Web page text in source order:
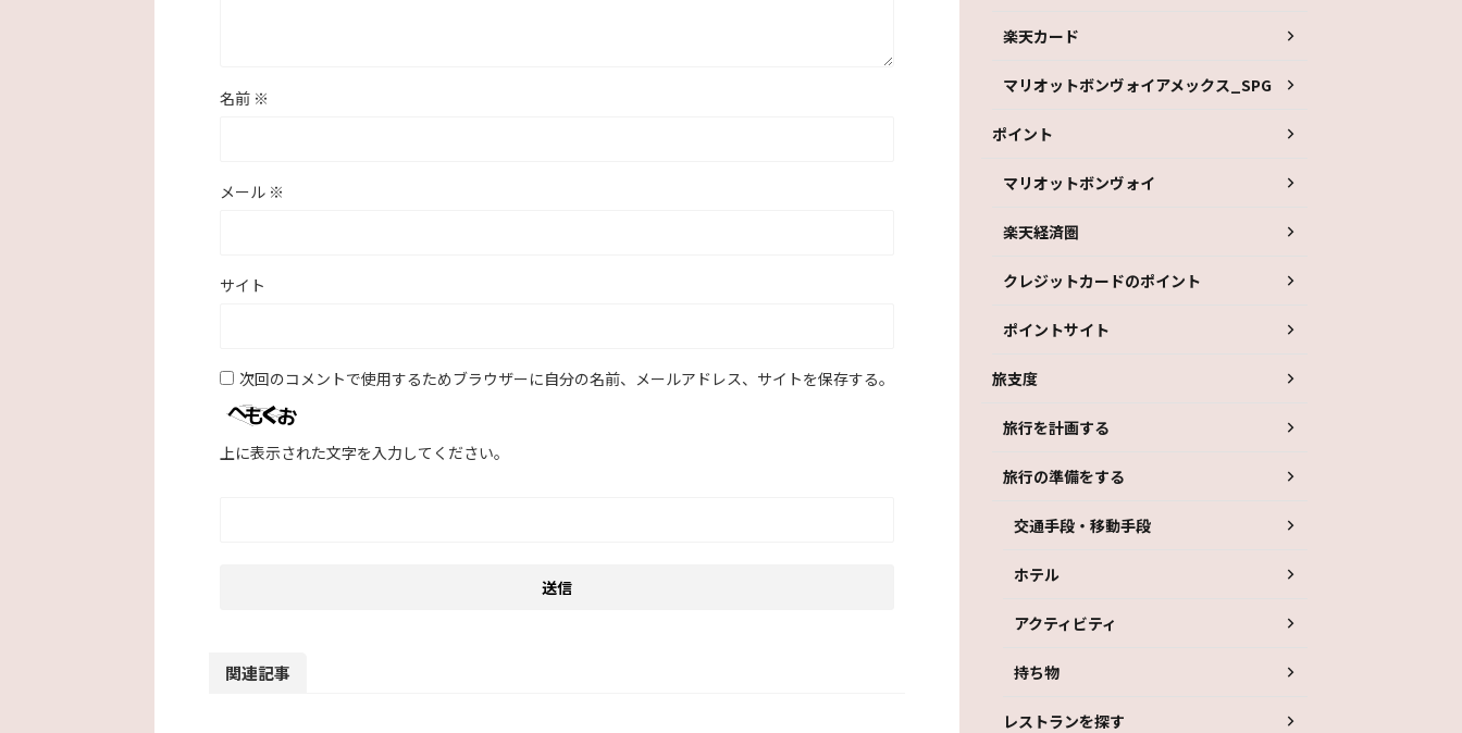
名前 ※
メール ※
サイト
次回のコメントで使用するためブラウザーに自分の名前、メールアドレス、サイトを保存する。
上に表示された文字を入力してください。
関連記事
楽天カード
マリオットボンヴォイアメックス_SPG
ポイント
マリオットボンヴォイ
楽天経済圏
クレジットカードのポイント
ポイントサイト
旅支度
旅行を計画する
旅行の準備をする
交通手段・移動手段
ホテル
アクティビティ
持ち物
レストランを探す